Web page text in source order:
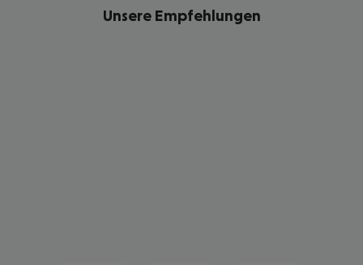
Unsere Empfehlungen